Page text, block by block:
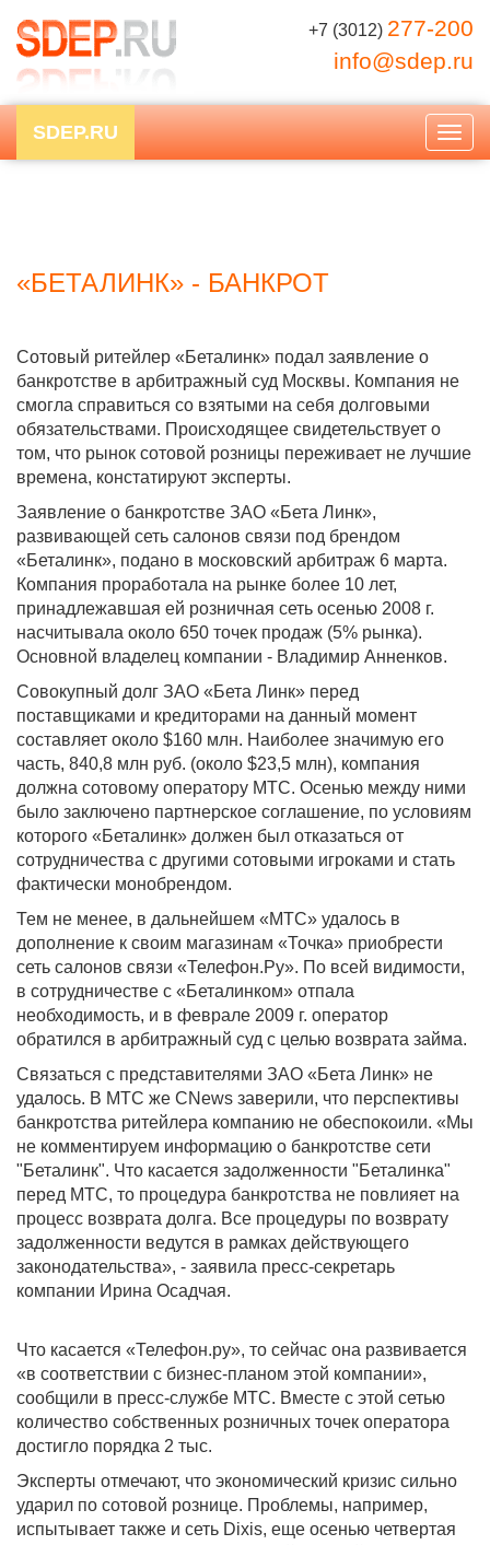
+7 (3012) 277-200
info@sdep.ru
SDEP.RU
«БЕТАЛИНК» - БАНКРОТ
Сотовый ритейлер «Беталинк» подал заявление о
банкротстве в арбитражный суд Москвы. Компания не
смогла справиться со взятыми на себя долговыми
обязательствами. Происходящее свидетельствует о
том, что рынок сотовой розницы переживает не лучшие
времена, констатируют эксперты.
Заявление о банкротстве ЗАО «Бета Линк»,
развивающей сеть салонов связи под брендом
«Беталинк», подано в московский арбитраж 6 марта.
Компания проработала на рынке более 10 лет,
принадлежавшая ей розничная сеть осенью 2008 г.
насчитывала около 650 точек продаж (5% рынка).
Основной владелец компании - Владимир Анненков.
Совокупный долг ЗАО «Бета Линк» перед
поставщиками и кредиторами на данный момент
составляет около $160 млн. Наиболее значимую его
часть, 840,8 млн руб. (около $23,5 млн), компания
должна сотовому оператору МТС. Осенью между ними
было заключено партнерское соглашение, по условиям
которого «Беталинк» должен был отказаться от
сотрудничества с другими сотовыми игроками и стать
фактически монобрендом.
Тем не менее, в дальнейшем «МТС» удалось в
дополнение к своим магазинам «Точка» приобрести
сеть салонов связи «Телефон.Ру». По всей видимости,
в сотрудничестве с «Беталинком» отпала
необходимость, и в феврале 2009 г. оператор
обратился в арбитражный суд с целью возврата займа.
Связаться с представителями ЗАО «Бета Линк» не
удалось. В МТС же CNews заверили, что перспективы
банкротства ритейлера компанию не обеспокоили. «Мы
не комментируем информацию о банкротстве сети
"Беталинк". Что касается задолженности "Беталинка"
перед МТС, то процедура банкротства не повлияет на
процесс возврата долга. Все процедуры по возврату
задолженности ведутся в рамках действующего
законодательства», - заявила пресс-секретарь
компании Ирина Осадчая.
Что касается «Телефон.ру», то сейчас она развивается
«в соответствии с бизнес-планом этой компании»,
сообщили в пресс-службе МТС. Вместе с этой сетью
количество собственных розничных точек оператора
достигло порядка 2 тыс.
Эксперты отмечают, что экономический кризис сильно
ударил по сотовой рознице. Проблемы, например,
испытывает также и сеть Dixis, еще осенью четвертая